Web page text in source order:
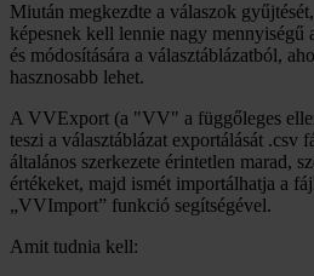
Miután megkezdte a válaszok
képesnek kell lennie nagy mennyiségű
és módosítására a választáblázatból,
hasznosabb lehet.
A VVExport (a "VV" a függőleges
teszi a választáblázat exportálását
általános szerkezete érintetlen marad,
értékeket, majd ismét importálhatja a
„VVImport” funkció segítségével.
Amit tudnia kell: